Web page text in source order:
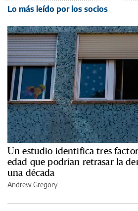
Lo más leído por los socios
Un estudio identifica tres
edad que podrían retrasar la
una década
Andrew Gregory